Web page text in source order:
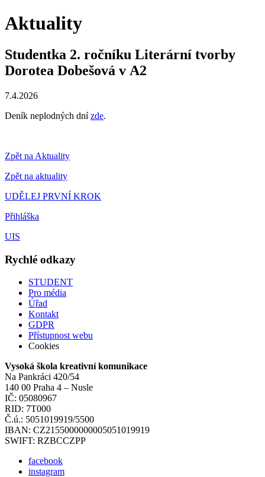
Aktuality
Studentka 2. ročníku Literární tvorby
Dorotea Dobešová v A2
7.4.2026
Deník neplodných dnízde.
Zpět na Aktuality
Zpět na aktuality
UDĚLEJ PRVNÍ KROK
Přihláška
UIS
Rychlé odkazy
STUDENT
Pro média
Úřad
Kontakt
GDPR
Přístupnost webu
Cookies
Vysoká škola kreativní komunikace
Na Pankráci 420/54
140 00 Praha 4 – Nusle
IČ: 05080967
RID: 7T000
Č.ú.: 5051019919/5500
IBAN: CZ2155000000005051019919
SWIFT: RZBCCZPP
facebook
instagram